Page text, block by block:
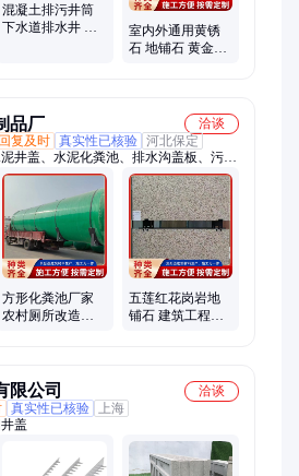
混凝土排污井筒
下水道排水井 用
室内外通用黄锈
石 地铺石 黄金麻
品厂
洽谈
回复及时 真实性已核验 河北保定
井盖、水泥化粪池、排水沟盖板、污水
查井、模块砖砌块砖、水泥管、预制涵
方形化粪池厂家
农村厕所改造专
五莲红花岗岩地
铺石 建筑工程用
限公司
洽谈
真实性已核验
上海
盖